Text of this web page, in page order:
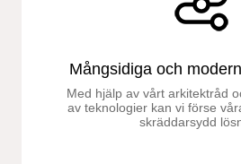
Mångsidiga och
Med hjälp av vårt arkitektråd
av teknologier kan vi förse
skräddarsydd